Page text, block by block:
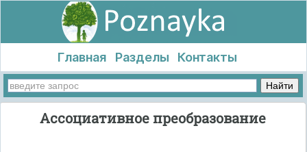
Главная Разделы Контакты
Ассоциативное преобразование